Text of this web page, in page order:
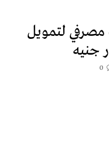
مصرفي لتمويل
0